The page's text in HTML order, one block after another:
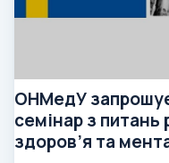
ОНМедУ
семінар з
здоров’я та